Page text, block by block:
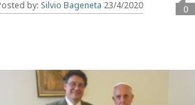
by: Silvio Bageneta 23/4/2020 0